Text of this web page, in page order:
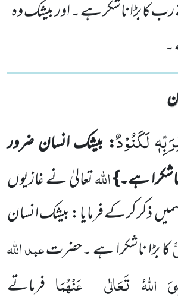
کا بڑا ناشکر ہے ۔ اور بیشک وہ
۔
لَكَنُوْدٌ: بیشک انسان ضرور
ہے۔}اللّٰہتعالیٰ نے غازیوں
ذکر کر کے فرمایا: بیشک انسان
کا بڑا ناشکرا ہے ۔حضرتعبداللّٰہ
اللّٰہُ تَعَالٰی عَنْہُمَا فرماتے